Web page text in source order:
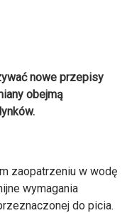
nowe przepisy
obejmą
zaopatrzeniu w wodę
wymagania
do picia.